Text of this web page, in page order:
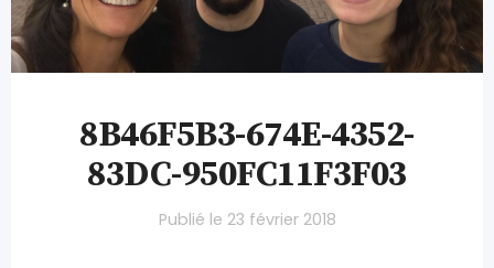
8B46F5B3-674E-4352-
83DC-950FC11F3F03
Publié le 23 février 2018